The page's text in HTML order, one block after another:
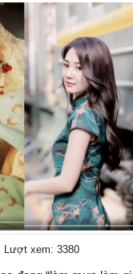
xem: 3380